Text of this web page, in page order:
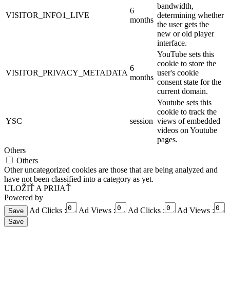
VISITOR_INFO1_LIVE
6
months
bandwidth,
determining whether
the user gets the
new or old player
interface.
VISITOR_PRIVACY_METADATA
6
months
YouTube sets this
cookie to store the
user's cookie
consent state for the
current domain.
YSC session
Youtube sets this
cookie to track the
views of embedded
videos on Youtube
pages.
Others
Others
Other uncategorized cookies are those that are being analyzed and
have not been classified into a category as yet.
ULOŽIŤ A PRIJAŤ
Powered by
Ad Clicks :
Ad Views : Ad Clicks : Ad Views :